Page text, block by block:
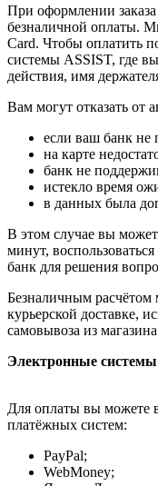
При оформлении
безналичной оплаты.
Card. Чтобы оплатить
системы ASSIST, где
действия, имя
Вам могут отказать от
если ваш банк не
на карте
банк не
истекло время
в данных была
В этом случае вы
минут,
банк для решения
Безналичным расчётом
курьерской доставке,
самовывоза из
Электронные системы
Для оплаты вы можете
платёжных систем:
PayPal;
WebMoney;